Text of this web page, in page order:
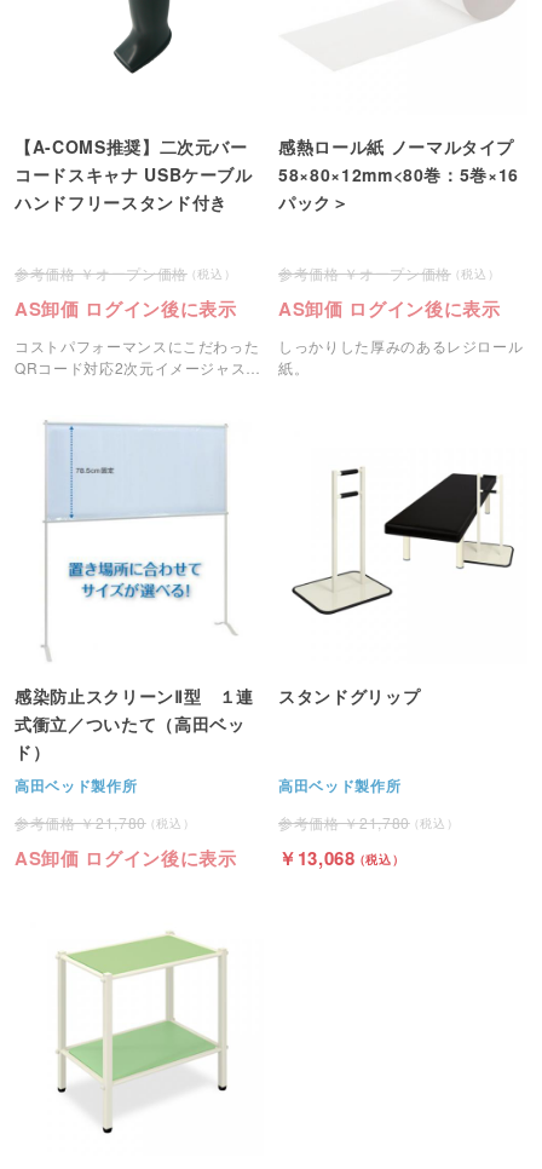
【A-COMS推奨】二次元バー
コードスキャナ USBケーブル
ハンドフリースタンド付き
オープン価格
AS卸価 ログイン後に表示
コストパフォーマンスにこだわった
QRコード対応2次元イメージャスキ
感熱ロール紙 ノーマルタイプ
58×80×12mm<80巻：5巻×16
パック＞
オープン価格
AS卸価 ログイン後に表示
しっかりした厚みのあるレジロール
紙。
感染防止スクリーンⅡ型 １連
式衝立／ついたて（高田ベッ
ド）
高田ベッド製作所
21,780
AS卸価 ログイン後に表示
スタンドグリップ
高田ベッド製作所
21,780
13,068